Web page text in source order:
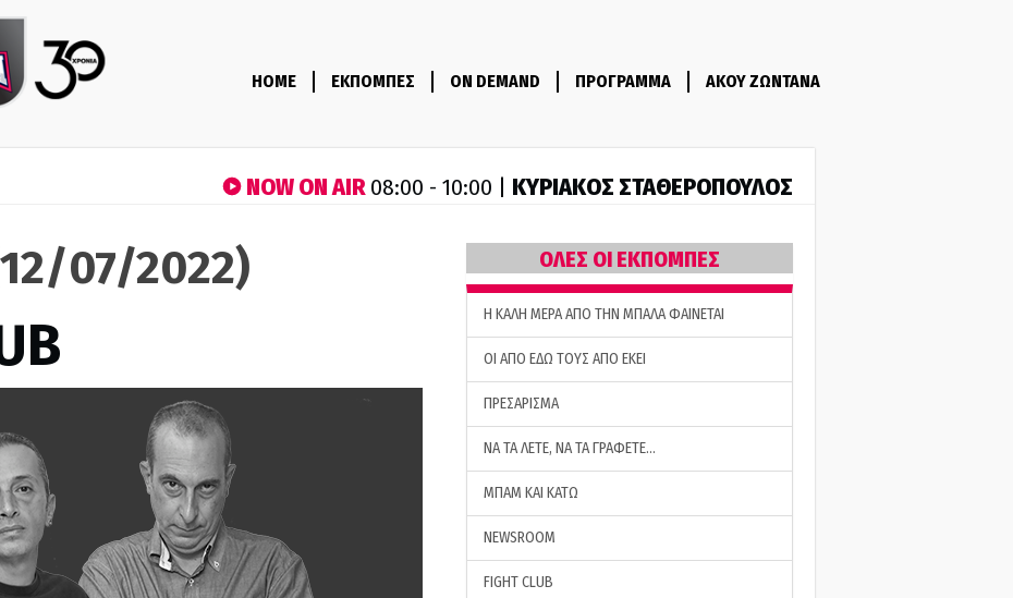
HOME ΕΚΠΟΜΠΕΣ ON DEMAND ΠΡΟΓΡΑΜΜΑ ΑΚΟΥ ΖΩΝΤΑΝΑ
NOW ON AIR08:00 - 10:00 | ΚΥΡΙΑΚΟΣ ΣΤΑΘΕΡΟΠΟΥΛΟΣ
07/2022) ΟΛΕΣ ΟΙ ΕΚΠΟΜΠΕΣ
H ΚΑΛΗ ΜΕΡΑ ΑΠΟ ΤΗΝ ΜΠΑΛΑ ΦΑΙΝΕΤΑΙ
ΟΙ ΑΠΟ ΕΔΩ ΤΟΥΣ ΑΠΟ ΕΚΕΙ
ΠΡΕΣΑΡΙΣΜΑ
ΝΑ ΤΑ ΛΕΤΕ, ΝΑ ΤΑ ΓΡΑΦΕΤΕ…
ΜΠΑΜ ΚΑΙ ΚΑΤΩ
NEWSROOM
FIGHT CLUB